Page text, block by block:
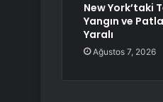
New York’taki
Yangın ve
Yaralı
Ağustos 7, 2026